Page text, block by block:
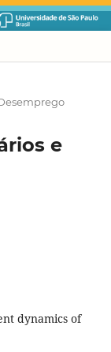
e
dynamics of